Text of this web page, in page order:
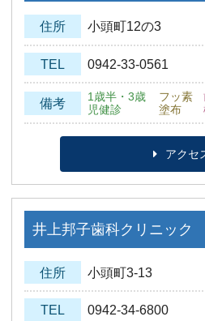
住所 小頭町12の3
TEL 0942-33-0561
備考
1歳半・3歳
児健診
フッ素
塗布
アクセ
井上邦子歯科クリニック
住所 小頭町3-13
TEL 0942-34-6800